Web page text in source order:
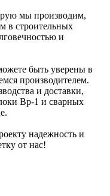
мы производим,
в строительных
и
быть уверены в
производителем.
и доставки,
Вр-1 и сварных
надежность и
от нас!